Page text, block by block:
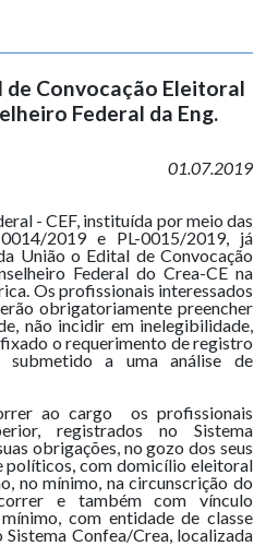
de Convocação Eleitoral
Federal da Eng.
01.07.2019
- CEF, instituída por meio das
2019 e PL-0015/2019, já
União o Edital de Convocação
Federal do Crea-CE na
Os profissionais interessados
obrigatoriamente preencher
não incidir em inelegibilidade,
o requerimento de registro
submetido a uma análise de
ao cargo os profissionais
registrados no Sistema
obrigações, no gozo dos seus
políticos, com domicílio eleitoral
no mínimo, na circunscrição do
e também com vínculo
com entidade de classe
Confea/Crea, localizada